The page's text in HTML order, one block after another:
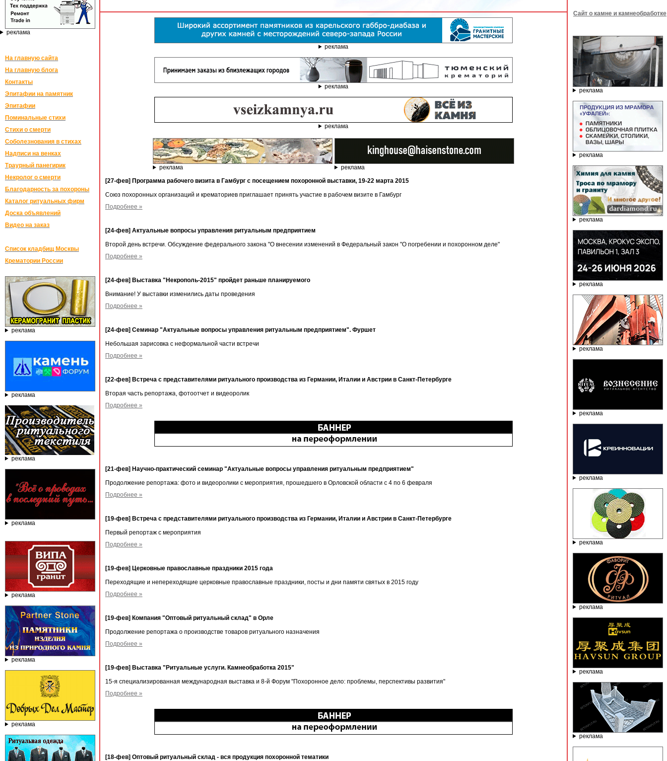
реклама
На главную сайта
На главную блога
Контакты
Эпитафии на памятник
Эпитафии
Поминальные стихи
Стихи о смерти
Соболезнования в стихах
Надписи на венках
Траурный панегирик
Некролог о смерти
Благодарность за похороны
Каталог ритуальных фирм
Доска объявлений
Видео на заказ
Список кладбищ Москвы
Крематории России
реклама
реклама
реклама
реклама
реклама
реклама
реклама
реклама
реклама
реклама
реклама
реклама
[27-фев] Программа рабочего визита в Гамбург с посещением похоронной выставки, 19-22 марта 2015
Союз похоронных организаций и крематориев приглашает принять участие в рабочем визите в Гамбург
Подробнее »
[24-фев] Актуальные вопросы управления ритуальным предприятием
Второй день встречи. Обсуждение федерального закона "О внесении изменений в Федеральный закон "О погребении и похоронном деле"
Подробнее »
[24-фев] Выставка "Некрополь-2015" пройдет раньше планируемого
Внимание! У выставки изменились даты проведения
Подробнее »
[24-фев] Семинар "Актуальные вопросы управления ритуальным предприятием". Фуршет
Небольшая зарисовка с неформальной части встречи
Подробнее »
[22-фев] Встреча с представителями ритуального производства из Германии, Италии и Австрии в Санкт-Петербурге
Вторая часть репортажа, фотоотчет и видеоролик
Подробнее »
[21-фев] Научно-практический семинар "Актуальные вопросы управления ритуальным предприятием"
Продолжение репортажа: фото и видеоролики с мероприятия, прошедшего в Орловской области с 4 по 6 февраля
Подробнее »
[19-фев] Встреча с представителями ритуального производства из Германии, Италии и Австрии в Санкт-Петербурге
Первый репортаж с мероприятия
Подробнее »
[19-фев] Церковные православные праздники 2015 года
Переходящие и непереходящие церковные православные праздники, посты и дни памяти святых в 2015 году
Подробнее »
[19-фев] Компания "Оптовый ритуальный склад" в Орле
Продолжение репортажа о производстве товаров ритуального назначения
Подробнее »
[19-фев] Выставка "Ритуальные услуги. Камнеобработка 2015"
15-я специализированная международная выставка и 8-й Форум "Похоронное дело: проблемы, перспективы развития"
Подробнее »
[18-фев] Оптовый ритуальный склад - вся продукция похоронной тематики
Сайт о камне и камнеобработке
реклама
реклама
реклама
реклама
реклама
реклама
реклама
реклама
реклама
реклама
реклама